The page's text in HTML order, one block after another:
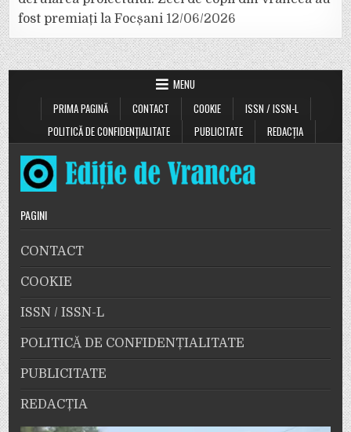
fost premiați la Focșani 12/06/2026
MENU
PRIMA PAGINĂ
CONTACT COOKIE
ISSN / ISSN-L
POLITICĂ DE CONFIDENȚIALITATE
PUBLICITATE REDACȚIA
PAGINI
CONTACT
COOKIE
ISSN / ISSN-L
POLITICĂ DE CONFIDENȚIALITATE
PUBLICITATE
REDACȚIA